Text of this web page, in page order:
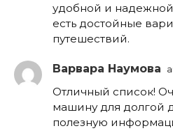
удобной и
есть достойные
путешествий.
Варвара Наумова
Отличный список!
машину для долгой
полезную